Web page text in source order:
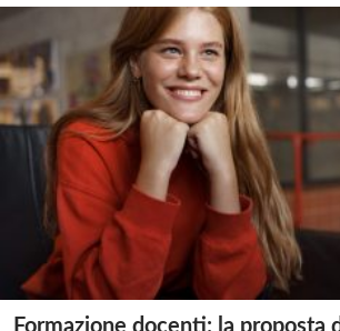
Formazione docenti: la proposta